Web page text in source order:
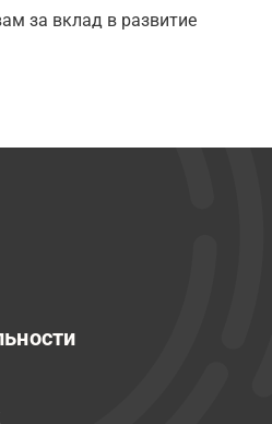
за вклад в развитие